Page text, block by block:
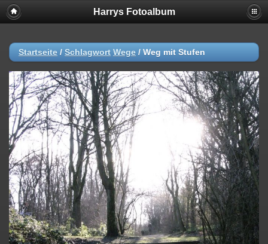
Harrys Fotoalbum
Startseite / Schlagwort Wege / Weg mit Stufen